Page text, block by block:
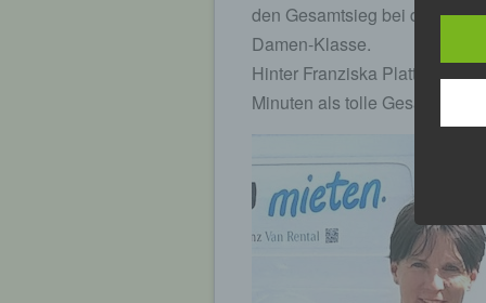
den Gesamtsieg bei den
Damen-Klasse.
Hinter Franziska Plattner
Minuten als tolle